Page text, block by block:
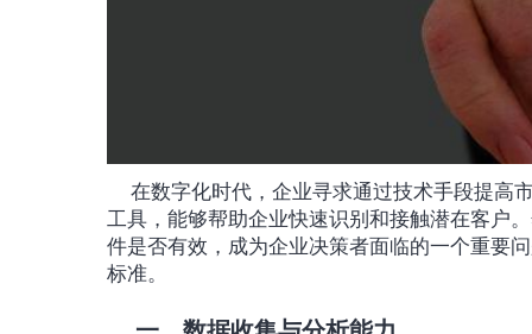
在数字化时代，企业寻求通过技术手段提高
工具，能够帮助企业快速识别和接触潜在客户
件是否有效，成为企业决策者面临的一个重要
标准。